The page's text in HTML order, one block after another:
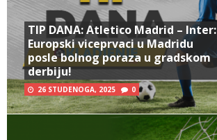
TIP DANA: Atletico Madrid – Inter:
Europski viceprvaci u Madridu
posle bolnog poraza u gradskom
derbiju!
26 STUDENOGA, 2025 0